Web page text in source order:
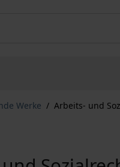
Werke / Arbeits- und